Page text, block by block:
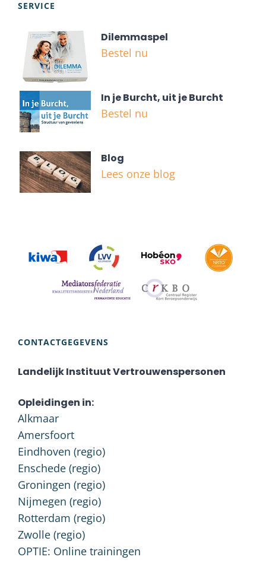
SERVICE
Dilemmaspel
Bestel nu
In je Burcht, uit je Burcht
Bestel nu
Blog
Lees onze blog
CONTACTGEGEVENS
Landelijk Instituut Vertrouwenspersonen
Opleidingen in:
Alkmaar
Amersfoort
Eindhoven (regio)
Enschede (regio)
Groningen (regio)
Nijmegen (regio)
Rotterdam (regio)
Zwolle (regio)
OPTIE: Online trainingen